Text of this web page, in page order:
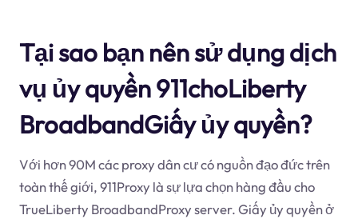
Tại sao bạn nên sử dụng dịch
vụ ủy quyền 911choLiberty
BroadbandGiấy ủy quyền?
Với hơn 90M các proxy dân cư có nguồn đạo đức trên
toàn thế giới, 911Proxy là sự lựa chọn hàng đầu cho
TrueLiberty BroadbandProxy server. Giấy ủy quyền ở